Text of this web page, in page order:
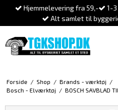
Hjemmelevering fra 59,-
1-
Alt samlet til
Forside / Shop / Brands - værktøj /
Bosch - Elværktøj / BOSCH SAVBLAD